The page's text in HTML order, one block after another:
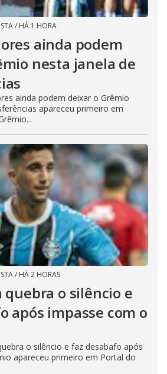
/ HÁ 1 HORA
ainda podem
nesta janela de
ainda podem deixar o Grêmio
apareceu primeiro em
/ HÁ 2 HORAS
quebra o silêncio e
após impasse com o
o silêncio e faz desabafo após
apareceu primeiro em Portal do